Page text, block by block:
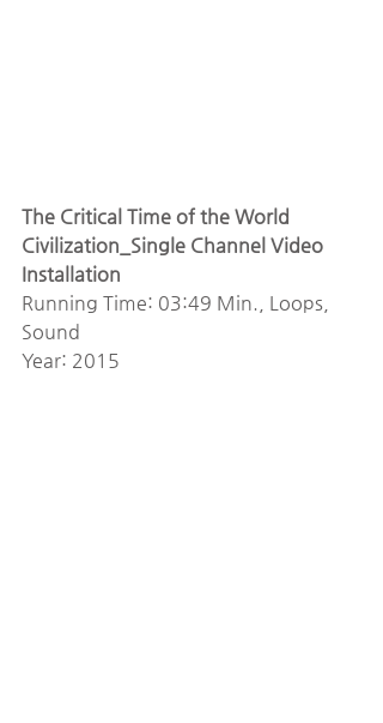
The Critical Time of the World
Civilization_Single Channel Video
Installation
Running Time: 03:49 Min., Loops,
Sound
Year: 2015